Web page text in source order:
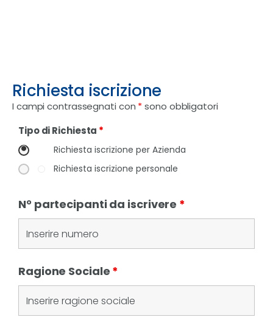
Richiesta iscrizione
I campi contrassegnati con *sono obbligatori
Tipo di Richiesta *
Richiesta iscrizione per Azienda
Richiesta iscrizione personale
N° partecipanti da iscrivere *
Ragione Sociale *